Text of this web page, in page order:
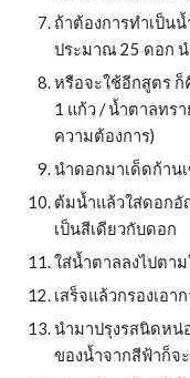
ถ้าต้องการทำเป็น
ประมาณ 25 ดอก
หรือจะใช้อีกสูตร
1 แก้ว / น้ำตาลทร
ความต้องการ)
นำดอกมาเด็ดก้าน
ต้มน้ำแล้วใส่ดอกอั
เป็นสีเดียวกับดอก
ใส่น้ำตาลลงไปตา
เสร็จแล้วกรองเอา
นำมาปรุงรสนิดหน่
ของน้ำจากสีฟ้าก็จ